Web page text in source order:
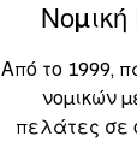
Νομική
Από το 1999,
νομικών
πελάτες σε